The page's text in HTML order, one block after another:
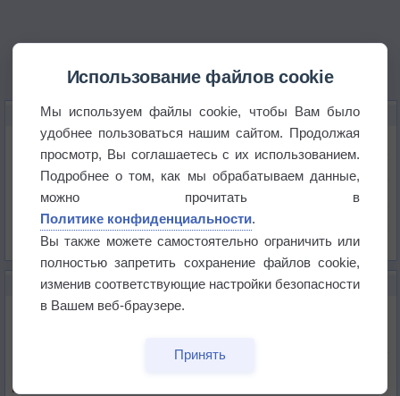
КАРТЫ ПОГОДЫ В ЗЕЙСТЕ
Температура
Давление
Осадки
Облачность
Список всех карт
НОВОЕ О ПОГОДЕ
Дневная температура воздуха в ОАЭ превысила
Европейские столицы бьют рекорды жары
Использование файлов cookie
Мы используем файлы cookie, чтобы Вам было
удобнее пользоваться нашим сайтом. Продолжая
просмотр, Вы соглашаетесь с их использованием.
Подробнее о том, как мы обрабатываем данные,
можно прочитать в
Политике конфиденциальности.
Вы также можете самостоятельно ограничить или
полностью запретить сохранение файлов cookie,
изменив соответствующие настройки безопасности
в Вашем веб-браузере.
Принять